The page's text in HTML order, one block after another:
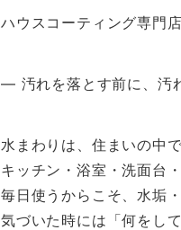
ハウスコーティング専門
― 汚れを落とす前に、汚
水まわりは、住まいの中
キッチン・浴室・洗面
毎日使うからこそ、水垢
気づいた時には「何をし